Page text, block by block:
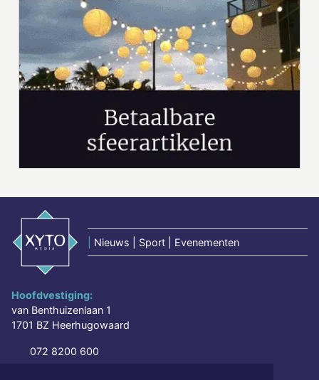
Nieuws | Sport | Evenementen
Hoofdvestiging:
van Benthuizenlaan 1
1701 BZ Heerhugowaard
072 8200 600